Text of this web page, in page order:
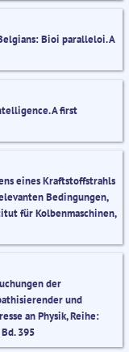
Bioi paralleloi. A
A first
eines Kraftstoffstrahls
Bedingungen,
für Kolbenmaschinen,
der
und
an Physik, Reihe:
395